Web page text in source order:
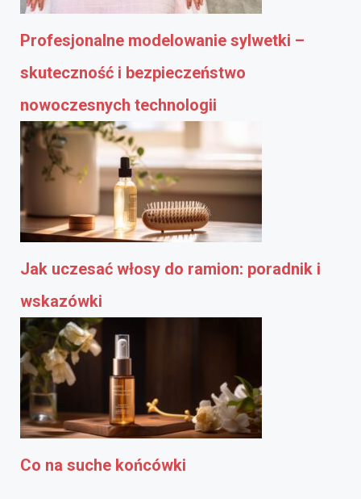
Profesjonalne modelowanie sylwetki –
skuteczność i bezpieczeństwo
nowoczesnych technologii
Jak uczesać włosy do ramion: poradnik i
wskazówki
Co na suche końcówki